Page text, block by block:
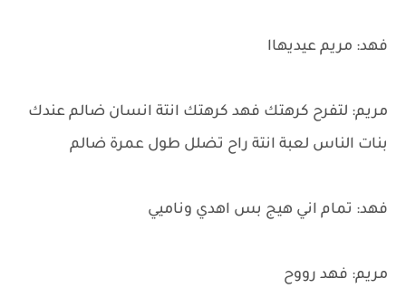
فهد: مريم عيديهاا
مريم: لتفرح كرهتك فهد كرهتك انتة انسان ضالم عندك
بنات الناس لعبة انتة راح تضلل طول عمرة ضالم
فهد: تمام اني هيج بس اهدي وناميي
مريم: فهد رووح